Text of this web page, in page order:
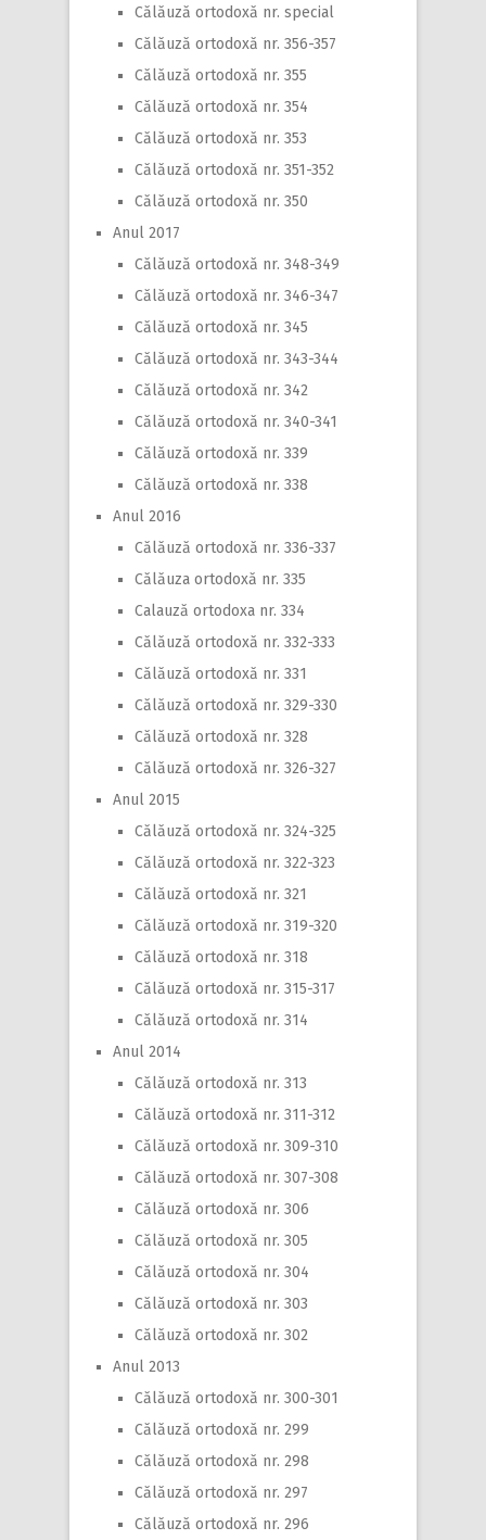
Călăuză ortodoxă nr. special
Călăuză ortodoxă nr. 356-357
Călăuză ortodoxă nr. 355
Călăuză ortodoxă nr. 354
Călăuză ortodoxă nr. 353
Călăuză ortodoxă nr. 351-352
Călăuză ortodoxă nr. 350
Anul 2017
Călăuză ortodoxă nr. 348-349
Călăuză ortodoxă nr. 346-347
Călăuză ortodoxă nr. 345
Călăuză ortodoxă nr. 343-344
Călăuză ortodoxă nr. 342
Călăuză ortodoxă nr. 340-341
Călăuză ortodoxă nr. 339
Călăuză ortodoxă nr. 338
Anul 2016
Călăuză ortodoxă nr. 336-337
Călăuza ortodoxă nr. 335
Calauză ortodoxa nr. 334
Călăuză ortodoxă nr. 332-333
Călăuză ortodoxă nr. 331
Călăuză ortodoxă nr. 329-330
Călăuză ortodoxă nr. 328
Călăuză ortodoxă nr. 326-327
Anul 2015
Călăuză ortodoxă nr. 324-325
Călăuză ortodoxă nr. 322-323
Călăuză ortodoxă nr. 321
Călăuză ortodoxă nr. 319-320
Călăuză ortodoxă nr. 318
Călăuză ortodoxă nr. 315-317
Călăuză ortodoxă nr. 314
Anul 2014
Călăuză ortodoxă nr. 313
Călăuză ortodoxă nr. 311-312
Călăuză ortodoxă nr. 309-310
Călăuză ortodoxă nr. 307-308
Călăuză ortodoxă nr. 306
Călăuză ortodoxă nr. 305
Călăuză ortodoxă nr. 304
Călăuză ortodoxă nr. 303
Călăuză ortodoxă nr. 302
Anul 2013
Călăuză ortodoxă nr. 300-301
Călăuză ortodoxă nr. 299
Călăuză ortodoxă nr. 298
Călăuză ortodoxă nr. 297
Călăuză ortodoxă nr. 296